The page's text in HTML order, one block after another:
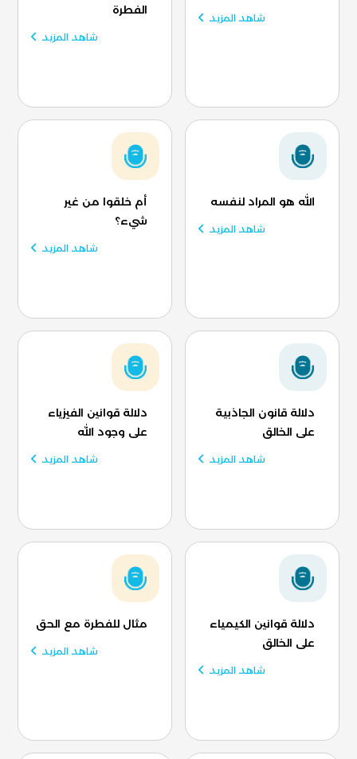
شاهد المزيد
الفطرة
شاهد المزيد
الله هو المراد لنفسه
شاهد المزيد
أم خلقوا من غير
شيء؟
شاهد المزيد
دلالة قانون الجاذبية
على الخالق
شاهد المزيد
دلالة قوانين الفيزياء
على وجود الله
شاهد المزيد
دلالة قوانين الكيمياء
على الخالق
شاهد المزيد
مثال للفطرة مع الحق
شاهد المزيد